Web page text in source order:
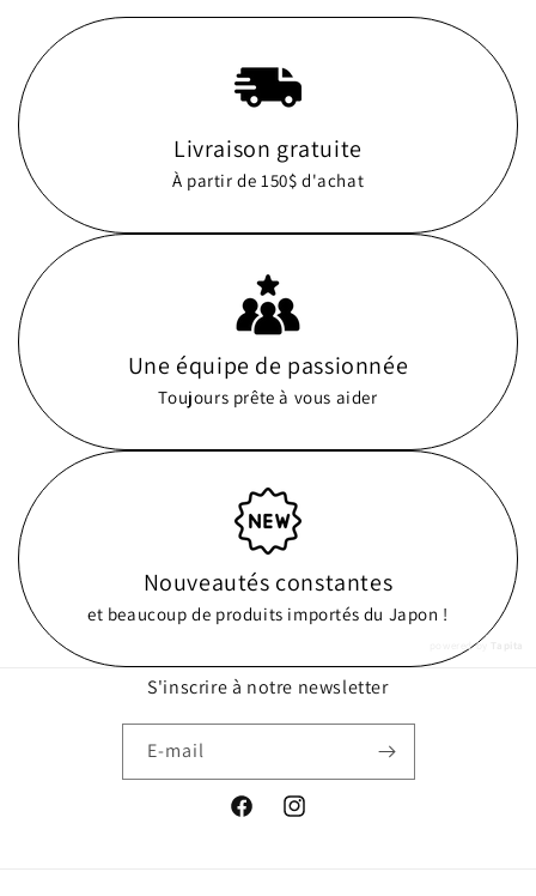
Livraison gratuite
À partir de 150$ d'achat
Une équipe de passionnée
Toujours prête à vous aider
Nouveautés constantes
et beaucoup de produits importés du Japon !
powered by
S'inscrire à notre newsletter
E-mail
FacebookInstagram